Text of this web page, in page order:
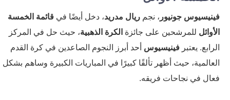
جونيور، نجم ريال مدريد ، دخل أيضًا فيقائمة الخمسة
للمرشحين على جائزة الكرة الذهبية ، حيث حل في المركز
يعتبر فينيسيوسأحد أبرز النجوم الصاعدين في كرة القدم
حيث أظهر تألقًا كبيرًا في المباريات الكبيرة وساهم بشكل
في نجاحات فريقه.